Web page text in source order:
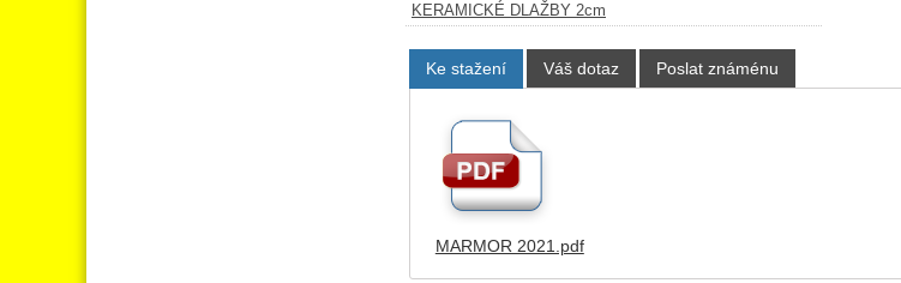
KERAMICKÉ DLAŽBY 2cm
Ke stažení Váš dotaz Poslat známénu
MARMOR 2021.pdf